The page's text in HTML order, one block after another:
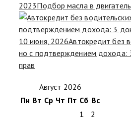
2023Подбор масла в
10 июня, 2026Автокредит без
но с подтверждением дохода:
прав
Август 2026
Пн Вт Ср Чт Пт Сб Вс
1
2